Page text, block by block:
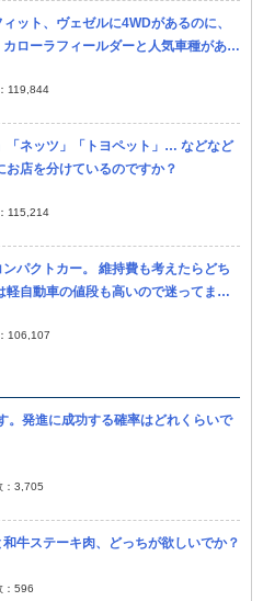
ット、ヴェゼルに4WDがあるのに、
カローラフィールダーと人気車種がある
う？ カローラフィールダーなんて 仕
119,844
「ネッツ」「トヨペット」… などなど
店を分けているのですか？
115,214
パクトカー。 維持費も考えたらどち
軽自動車の値段も高いので迷ってま
ならカローラだって買えち ゃいます
106,107
。発進に成功する確率はどれくらいで
3,705
牛ステーキ肉、どっちが欲しいでか？
596